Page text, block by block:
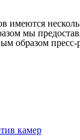
имеются
мы
образом
камер